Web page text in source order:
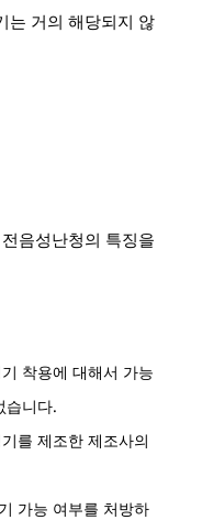
는 거의 해당되지 않
음성난청의 특징을
착용에 대해서 가능
습니다.
를 제조한 제조사의
가능 여부를 처방하